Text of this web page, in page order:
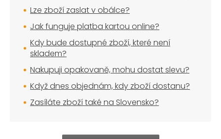
Lze zboží zaslat v obálce?
Jak funguje platba kartou online?
Kdy bude dostupné zboží, které není
skladem?
Nakupuji opakovaně, mohu dostat slevu?
Když dnes objednám, kdy zboží dostanu?
Zasíláte zboží také na Slovensko?